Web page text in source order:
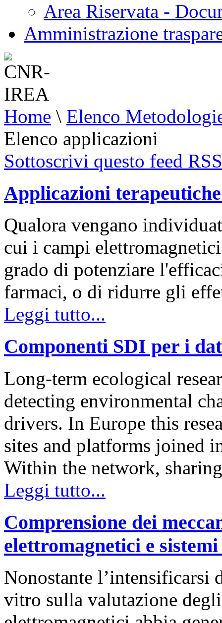
Area Riservata -
Amministrazione
Home \ Elenco
Elenco applicazioni
Sottoscrivi questo feed RSS
Applicazioni
Qualora vengano
cui i campi
grado di potenziare
farmaci, o di ridurre gli
Leggi tutto...
Componenti SDI per i
Long-term ecological
detecting environmental
drivers. In Europe this
sites and platforms joined
Within the network,
Leggi tutto...
Comprensione dei
elettromagnetici e
Nonostante
vitro sulla valutazione